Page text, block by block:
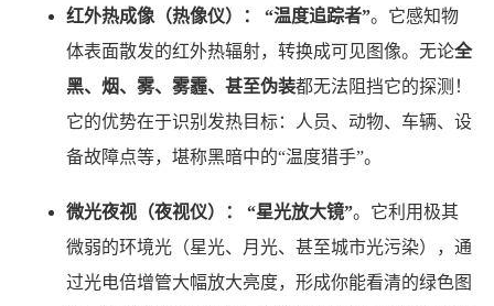
红外热成像（热像仪）： “温度追踪者”。它感知物
体表面散发的红外热辐射，转换成可见图像。无论全
黑、烟、雾、雾霾、甚至伪装都无法阻挡它的探测！
它的优势在于识别发热目标：人员、动物、车辆、设
备故障点等，堪称黑暗中的“温度猎手”。
微光夜视（夜视仪）： “星光放大镜”。它利用极其
微弱的环境光（星光、月光、甚至城市光污染），通
过光电倍增管大幅放大亮度，形成你能看清的绿色图